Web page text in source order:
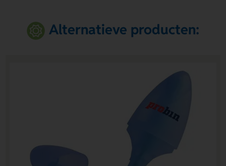
Alternatieve producten: